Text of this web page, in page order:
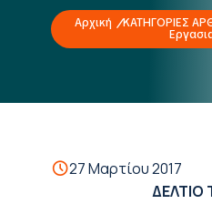
Αρχική ΚΑΤΗΓΟΡΙΕΣ
27 Μαρτίου 2017
ΔΕΛΤΙΟ